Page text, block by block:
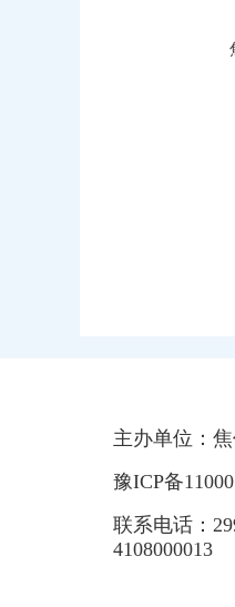
主办单位：
豫ICP备
联系电话：
4108000013